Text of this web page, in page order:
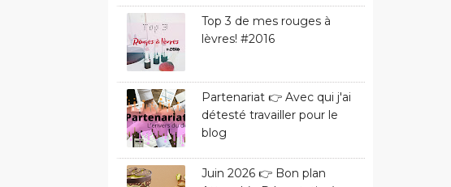
Top 3 de mes rouges à
lèvres! #2016
Partenariat 👉 Avec qui j'ai
détesté travailler pour le
blog
Juin 2026 👉 Bon plan